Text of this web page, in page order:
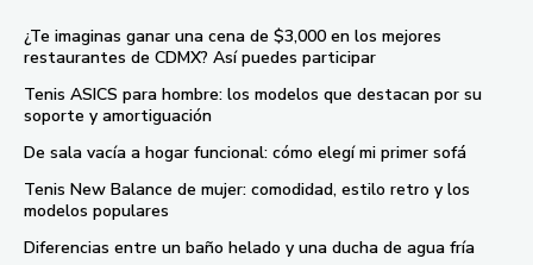
¿Te imaginas ganar una cena de $3,000 en los mejores
restaurantes de CDMX? Así puedes participar
Tenis ASICS para hombre: los modelos que destacan por su
soporte y amortiguación
De sala vacía a hogar funcional: cómo elegí mi primer sofá
Tenis New Balance de mujer: comodidad, estilo retro y los
modelos populares
Diferencias entre un baño helado y una ducha de agua fría